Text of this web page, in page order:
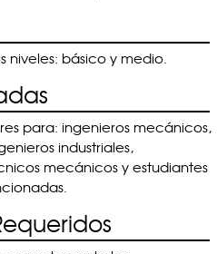
niveles: básico y medio.
para: ingenieros mecánicos,
industriales,
mecánicos y estudiantes